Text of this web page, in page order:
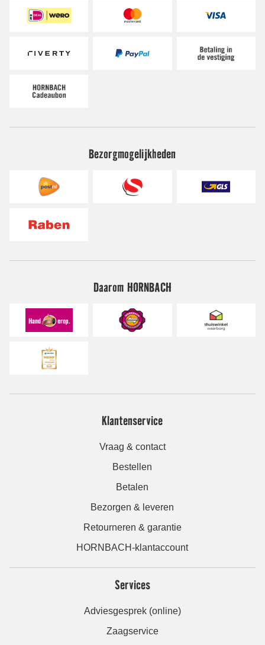
Bezorgmogelijkheden
Daarom HORNBACH
Klantenservice
Vraag & contact
Bestellen
Betalen
Bezorgen & leveren
Retourneren & garantie
HORNBACH-klantaccount
Services
Adviesgesprek (online)
Zaagservice